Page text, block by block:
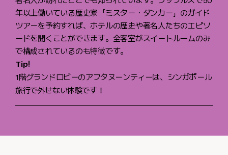
年以上働いている歴史家「ミスター・ダンカー」のガイド
ツアーを予約すれば、ホテルの歴史や著名人たちのエピソ
ードを聞くことができます。全客室がスイートルームのみ
で構成されているのも特徴です。
Tip!
1階グランドロビーのアフタヌーンティーは、シンガポール
旅行で外せない体験です！